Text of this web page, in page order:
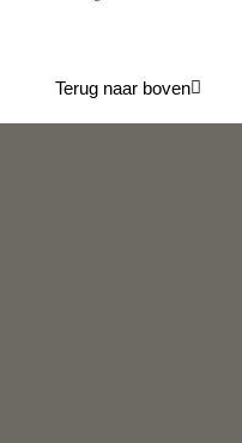
Terug naar boven